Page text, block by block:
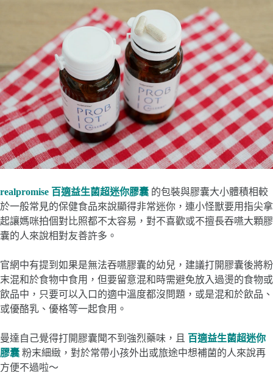
realpromise 百適益生菌超迷你膠囊 的包裝與膠囊大小體積相較
於一般常見的保健食品來說顯得非常迷你，連小怪獸要用指尖拿
起讓媽咪拍個對比照都不太容易，對不喜歡或不擅長吞嚥大顆膠
囊的人來說相對友善許多。
官網中有提到如果是無法吞嚥膠囊的幼兒，建議打開膠囊後將粉
末混和於食物中食用，但要留意混和時需避免放入過燙的食物或
飲品中，只要可以入口的適中溫度都沒問題，或是混和於飲品、
或優酪乳、優格等一起食用。
曼達自己覺得打開膠囊聞不到強烈藥味，且 百適益生菌超迷你
膠囊 粉末細緻，對於常帶小孩外出或旅途中想補菌的人來說再
方便不過啦～